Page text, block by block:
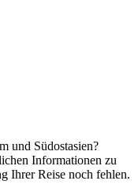
und Südostasien?
Informationen zu
Ihrer Reise noch fehlen.